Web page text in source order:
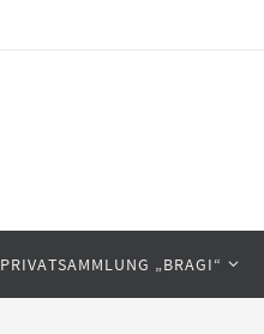
PRIVATSAMMLUNG „BRAGI“